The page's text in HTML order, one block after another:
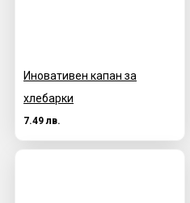
Иновативен капан за
хлебарки
7.49 лв.